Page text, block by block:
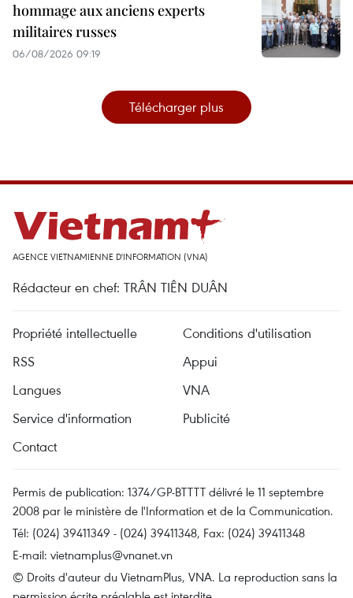
hommage aux anciens experts
militaires russes
06/08/2026 09:19
Télécharger plus
AGENCE VIETNAMIENNE D'INFORMATION (VNA)
Rédacteur en chef: TRÂN TIÊN DUÂN
Propriété intellectuelle
Conditions d'utilisation
RSS
Appui
Langues
VNA
Service d'information
Publicité
Contact
Permis de publication: 1374/GP-BTTTT délivré le 11 septembre
2008 par le ministère de l'Information et de la Communication.
Tél: (024) 39411349 - (024) 39411348, Fax: (024) 39411348
E-mail: vietnamplus@vnanet.vn
© Droits d'auteur du VietnamPlus, VNA. La reproduction sans la